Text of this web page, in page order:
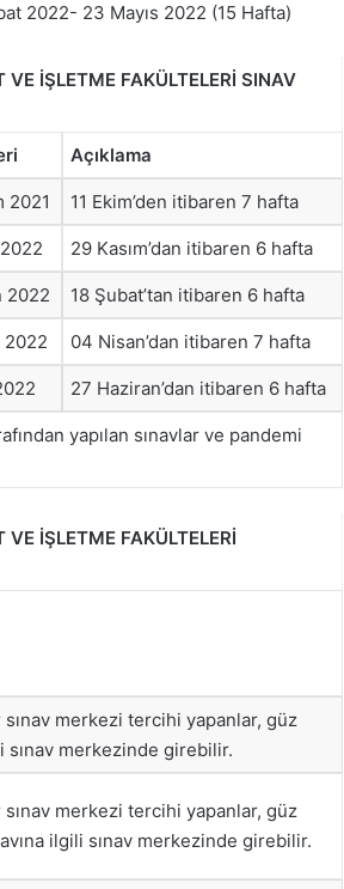
2022- 23 Mayıs 2022 (15 Hafta)
İŞLETME FAKÜLTELERİ SINAV
Açıklama
2021 11 Ekim’den itibaren 7 hafta
29 Kasım’dan itibaren 6 hafta
2022 18 Şubat’tan itibaren 6 hafta
2022 04 Nisan’dan itibaren 7 hafta
27 Haziran’dan itibaren 6 hafta
yapılan sınavlar ve pandemi
İŞLETME FAKÜLTELERİ
merkezi tercihi yapanlar, güz
sınav merkezinde girebilir.
merkezi tercihi yapanlar, güz
ilgili sınav merkezinde girebilir.